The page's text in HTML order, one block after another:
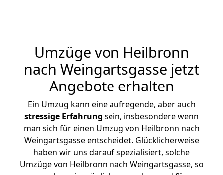
Umzüge von Heilbronn
nach Weingartsgasse jetzt
Angebote erhalten
Ein Umzug kann eine aufregende, aber auch
stressige Erfahrung sein, insbesondere wenn
man sich für einen Umzug von Heilbronn nach
Weingartsgasse entscheidet. Glücklicherweise
haben wir uns darauf spezialisiert, solche
Umzüge von Heilbronn nach Weingartsgasse, so